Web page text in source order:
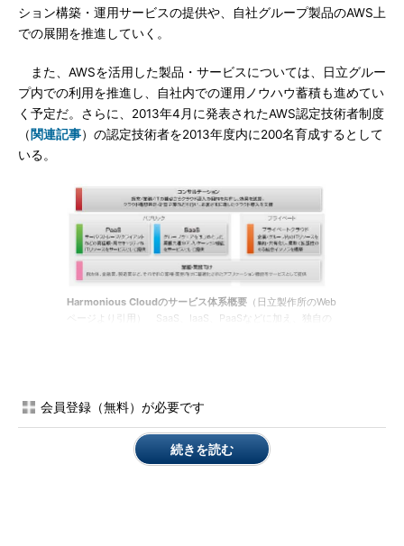
ション構築・運用サービスの提供や、自社グループ製品のAWS上
での展開を推進していく。
また、AWSを活用した製品・サービスについては、日立グルー
プ内での利用を推進し、自社内での運用ノウハウ蓄積も進めてい
く予定だ。さらに、2013年4月に発表されたAWS認定技術者制度
（ 関連記事）の認定技術者を2013年度内に200名育成するとして
いる。
Harmonious Cloudのサービス体系概要 （日立製作所のWeb
ページより引用） SaaS、IaaS、PaaSなどに加え、独自の
会員登録（無料）が必要です
続きを読む